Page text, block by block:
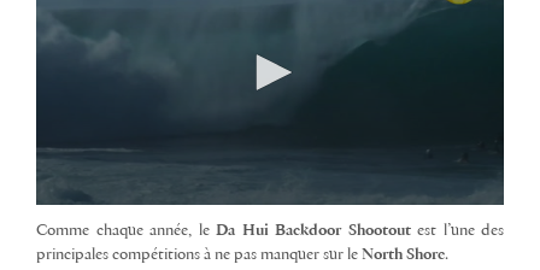
Comme chaque année, leDa Hui Backdoor Shootoutest l’une des
principales compétitions à ne pas manquer sur le North Shore.